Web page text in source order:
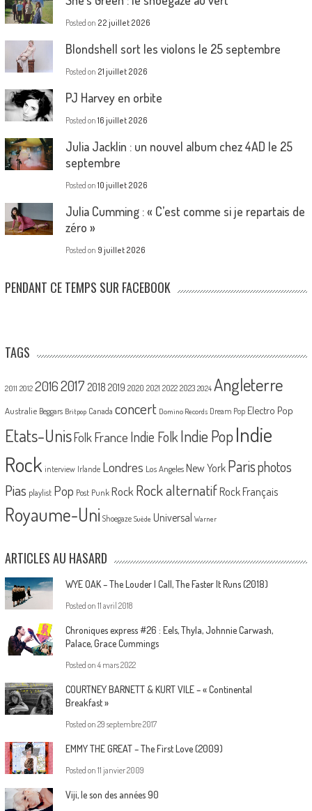
Posted on 22 juillet 2026
Blondshell sort les violons le 25 septembre
Posted on 21 juillet 2026
PJ Harvey en orbite
Posted on 16 juillet 2026
Julia Jacklin : un nouvel album chez 4AD le 25
septembre
Posted on 10 juillet 2026
Julia Cumming : « C’est comme si je repartais de
zéro »
Posted on 9 juillet 2026
PENDANT CE TEMPS SUR FACEBOOK
TAGS
2011 2012 20162017 2018 2019 2020 2021 2022 2023 2024 Angleterre
Australie Beggars Britpop Canada concert Domino Records Dream Pop Electro Pop
Etats-UnisFolk France Indie Folk Indie PopIndie
Rock interview Irlande Londres Los Angeles New York Parisphotos
Pias playlist Pop Post Punk Rock Rock alternatif Rock Français
Royaume-Uni Shoegaze Suède Universal Warner
ARTICLES AU HASARD
WYE OAK – The Louder I Call, The Faster It Runs (2018)
Posted on 11 avril 2018
Chroniques express #26 : Eels, Thyla, Johnnie Carwash,
Palace, Grace Cummings
Posted on 4 mars 2022
COURTNEY BARNETT & KURT VILE – « Continental
Breakfast »
Posted on 29 septembre 2017
EMMY THE GREAT – The First Love (2009)
Posted on 11 janvier 2009
Viji, le son des années 90